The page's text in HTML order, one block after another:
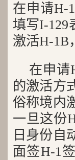
在申请H-
填写I-129
激活H-1B
在申请
的激活方
俗称境内
一旦这份
日身份自
面签H-1